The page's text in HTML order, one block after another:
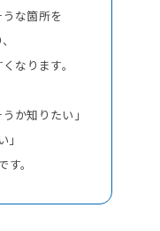
な箇所を
なります。
か知りたい」
」
。